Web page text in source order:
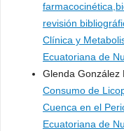
revisión
Clínica y
Ecuatoriana de
Glenda González
Consumo de
Cuenca en el
Ecuatoriana de